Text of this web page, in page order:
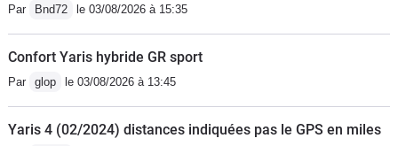
Par Bnd72 le 03/08/2026 à 15:35
Confort Yaris hybride GR sport
Par glop le 03/08/2026 à 13:45
Yaris 4 (02/2024) distances indiquées pas le GPS en miles